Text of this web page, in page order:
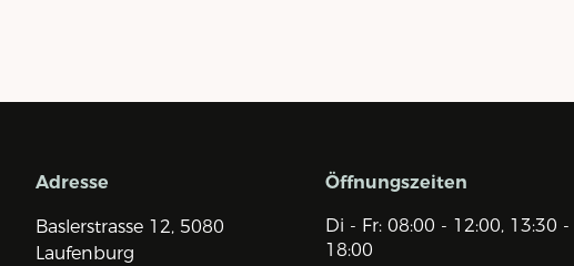
Adresse
Baslerstrasse 12, 5080
Laufenburg
Öffnungszeiten
Di - Fr: 08:00 - 12:00, 13:30 -
18:00